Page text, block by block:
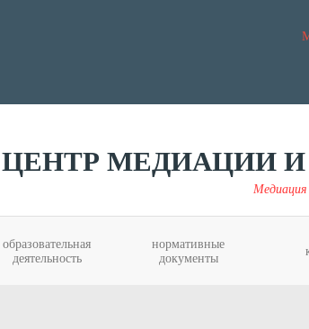
МЕДИАЦИИ И
образовательная
деятельность
нормативные
документы